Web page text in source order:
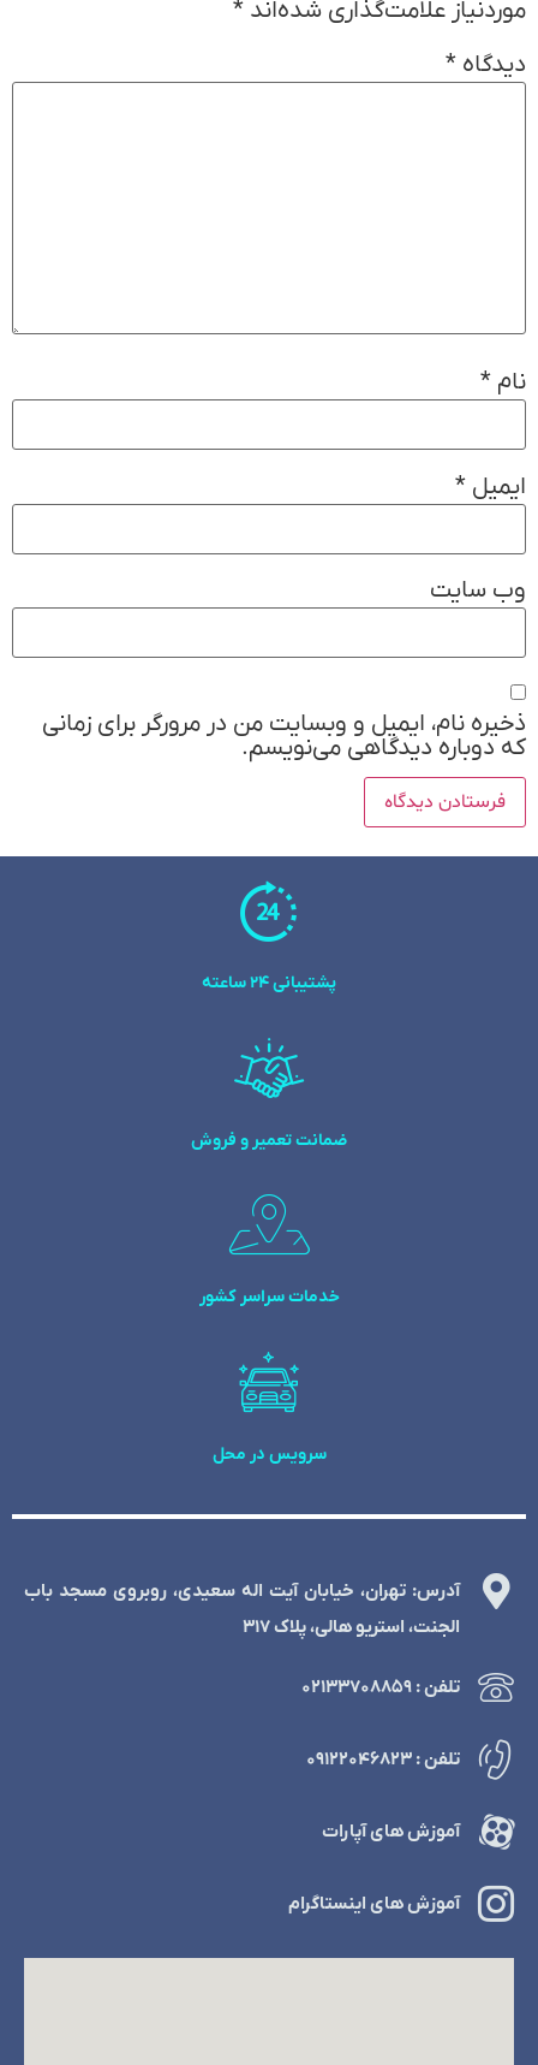
موردنیاز علامت‌گذاری شده‌اند *
دیدگاه *
نام *
ایمیل *
وب‌ سایت
ذخیره نام، ایمیل و وبسایت من در مرورگر برای زمانی
که دوباره دیدگاهی می‌نویسم.
پشتیبانی 24 ساعته
ضمانت تعمیر و فروش
خدمات سراسر کشور
سرویس در محل
آدرس: تهران، خیابان آیت اله سعیدی، روبروی مسجد باب
الجنت، استریو هالی، پلاک 317
تلفن : ۰۲۱۳۳۷۰۸۸۵۹
تلفن : ۰۹۱۲۲۰۴۶۸۲۳
آموزش های آپارات
آموزش های اینستاگرام